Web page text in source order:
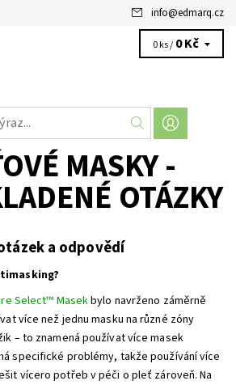
info@edmarq.cz
0 ks / 0 Kč
MASKY -
OTÁZKY
a odpovědí
Select™ Masekbylo navrženo záměrně
více než jednu masku na různé zóny
– to znamená používat více masek
specifické problémy, takže používání více
vícero potřeb v péči o pleť zároveň. Na